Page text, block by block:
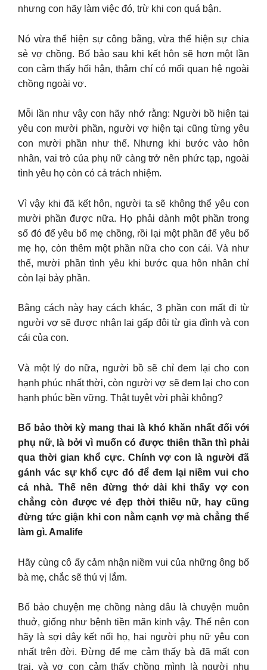
nhưng con hãy làm việc đó, trừ khi con quá bận.
Nó vừa thể hiện sự công bằng, vừa thể hiện sự chia
sẻ vợ chồng. Bố bảo sau khi kết hôn sẽ hơn một lần
con cảm thấy hối hận, thậm chí có mối quan hệ ngoài
chồng ngoài vợ.
Mỗi lần như vậy con hãy nhớ rằng: Người bồ hiện tại
yêu con mười phần, người vợ hiện tại cũng từng yêu
con mười phần như thế. Nhưng khi bước vào hôn
nhân, vai trò của phụ nữ càng trở nên phức tạp, ngoài
tình yêu họ còn có cả trách nhiệm.
Vì vậy khi đã kết hôn, người ta sẽ không thể yêu con
mười phần được nữa. Họ phải dành một phần trong
số đó để yêu bố mẹ chồng, rồi lại một phần để yêu bố
mẹ họ, còn thêm một phần nữa cho con cái. Và như
thế, mười phần tình yêu khi bước qua hôn nhân chỉ
còn lại bảy phần.
Bằng cách này hay cách khác, 3 phần con mất đi từ
người vợ sẽ được nhận lại gấp đôi từ gia đình và con
cái của con.
Và một lý do nữa, người bồ sẽ chỉ đem lại cho con
hạnh phúc nhất thời, còn người vợ sẽ đem lại cho con
hạnh phúc bền vững. Thật tuyệt vời phải không?
Bố bảo thời kỳ mang thai là khó khăn nhất đối với
phụ nữ, là bởi vì muốn có được thiên thần thì phải
qua thời gian khổ cực. Chính vợ con là người đã
gánh vác sự khổ cực đó để đem lại niềm vui cho
cả nhà. Thế nên đừng thở dài khi thấy vợ con
chẳng còn được vẻ đẹp thời thiếu nữ, hay cũng
đừng tức giận khi con nằm cạnh vợ mà chẳng thể
làm gì. Amalife
Hãy cùng cô ấy cảm nhận niềm vui của những ông bố
bà mẹ, chắc sẽ thú vị lắm.
Bố bảo chuyện mẹ chồng nàng dâu là chuyện muôn
thuở, giống như bệnh tiền mãn kinh vậy. Thế nên con
hãy là sợi dây kết nối họ, hai người phụ nữ yêu con
nhất trên đời. Đừng để mẹ cảm thấy bà đã mất con
trai, và vợ con cảm thấy chồng mình là người nhu